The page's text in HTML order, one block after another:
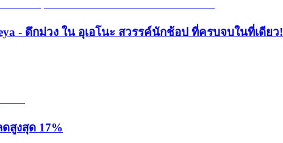
- ตึกม่วง ใน อุเอโนะ สวรรค์นักช้อป ที่ครบจบในที่เดียว!
สูงสุด 17%